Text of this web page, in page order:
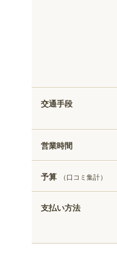
交通手段
営業時間
予算 （口コミ集計）
支払い方法